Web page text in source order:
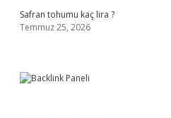
Safran tohumu kaç lira ?
Temmuz 25, 2026